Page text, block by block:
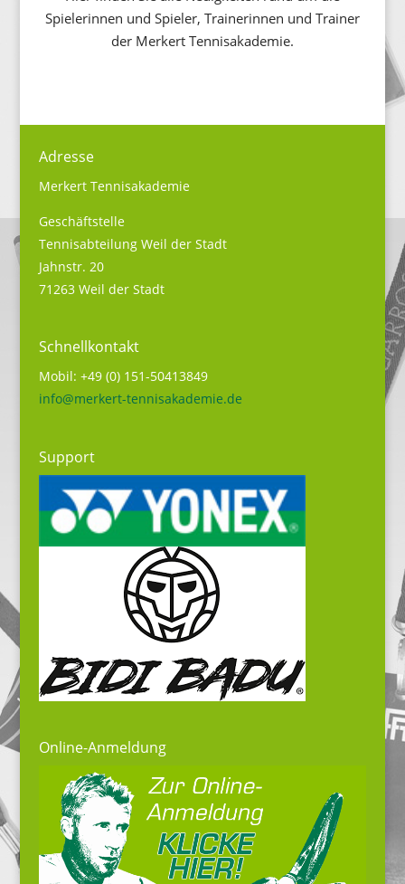
Spielerinnen und Spieler, Trainerinnen und Trainer
der Merkert Tennisakademie.
Adresse
Merkert Tennisakademie
Geschäftstelle
Tennisabteilung Weil der Stadt
Jahnstr. 20
71263 Weil der Stadt
Schnellkontakt
Mobil: +49 (0) 151-50413849
info@merkert-tennisakademie.de
Support
Online-Anmeldung